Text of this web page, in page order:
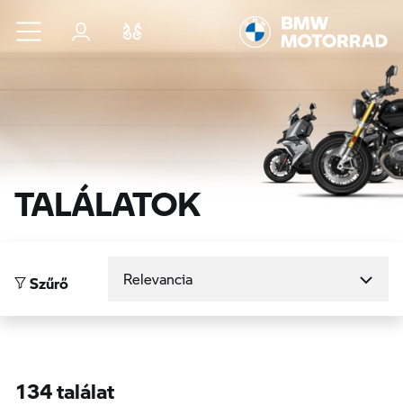
Ugrás a főtartalomra
BejelentkezésÖsszehasonlítás
TALÁLATOK
Szűrő
134 találat